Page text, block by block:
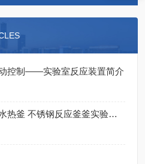
控制——实验室反应装置简介
磁力高压反应釜高压釜水热釜 不锈钢反应釜釜实验室反应釜